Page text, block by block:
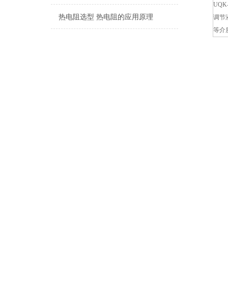
热电阻选型 热电阻的应用原理
调节
等介